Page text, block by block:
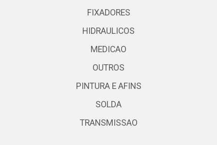
FIXADORES
HIDRAULICOS
MEDICAO
OUTROS
PINTURA E AFINS
SOLDA
TRANSMISSAO